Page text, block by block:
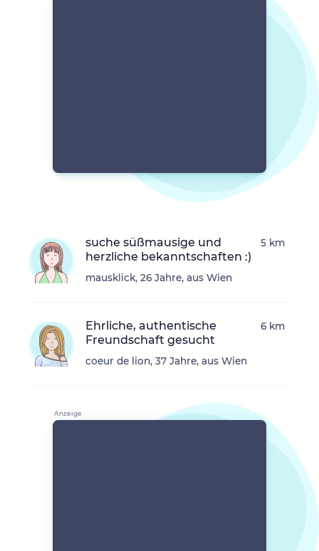
suche süßmausige und
herzliche bekanntschaften :)
mausklick, 26 Jahre, aus Wien
5 km
Ehrliche, authentische
Freundschaft gesucht
coeur de lion, 37 Jahre, aus Wien
6 km